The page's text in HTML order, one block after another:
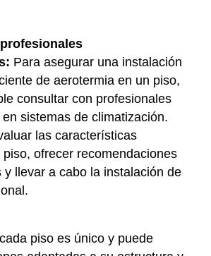
Para asegurar una instalación
de aerotermia en un piso,
consultar con profesionales
sistemas de climatización.
las características
ofrecer recomendaciones
y llevar a cabo la instalación de
piso es único y puede